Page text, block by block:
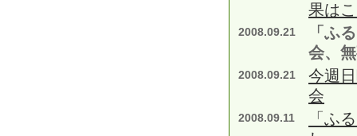
果は
2008.09.21
「ふ
会、
2008.09.21
今週
会
2008.09.11
「ふ